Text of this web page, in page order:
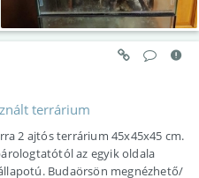
terrárium
2 ajtós terrárium 45x45x45 cm.
az egyik oldala
Budaörsön megnézhető/